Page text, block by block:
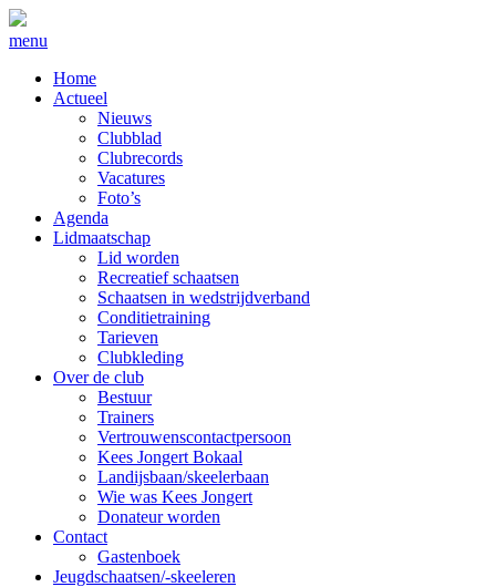
menu
Home
Actueel
Nieuws
Clubblad
Clubrecords
Vacatures
Foto’s
Agenda
Lidmaatschap
Lid worden
Recreatief schaatsen
Schaatsen in wedstrijdverband
Conditietraining
Tarieven
Clubkleding
Over de club
Bestuur
Trainers
Vertrouwenscontactpersoon
Kees Jongert Bokaal
Landijsbaan/skeelerbaan
Wie was Kees Jongert
Donateur worden
Contact
Gastenboek
Jeugdschaatsen/-skeeleren